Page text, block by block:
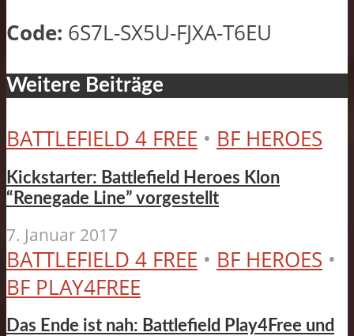
Code: 6S7L-SX5U-FJXA-T6EU
Weitere Beiträge
BATTLEFIELD 4 FREE • BF HEROES
Kickstarter: Battlefield Heroes Klon
“Renegade Line” vorgestellt
7. Januar 2017
BATTLEFIELD 4 FREE • BF HEROES •
BF PLAY4FREE
Das Ende ist nah: Battlefield Play4Free und